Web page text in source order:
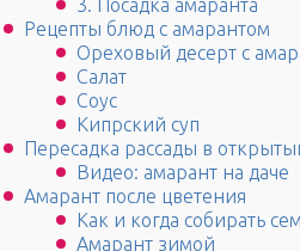
3. Посадка амаранта
Рецепты блюд с амарантом
Ореховый десерт с
Салат
Соус
Кипрский суп
Пересадка рассады в
Видео: амарант на даче
Амарант после цветения
Как и когда собирать
Амарант зимой